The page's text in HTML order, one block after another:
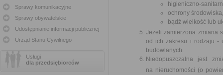
Sprawy komunikacyjne
Sprawy obywatelskie
Udostępnianie informacji publicznej
Urząd Stanu Cywilnego
Usługi
dla przedsiębiorców
higieniczno-
ochrony środowiska,
bądź wielkość lub
Jeżeli zamierzona zmiana
od ich zakresu i rodzaju -
budowlanych.
Niedopuszczalna jest
na nieruchomości (o